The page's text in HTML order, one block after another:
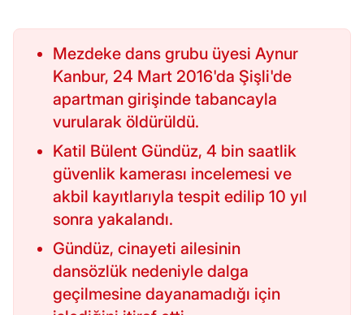
Mezdeke dans grubu üyesi Aynur
Kanbur, 24 Mart 2016'da Şişli'de
apartman girişinde tabancayla
vurularak öldürüldü.
Katil Bülent Gündüz, 4 bin saatlik
güvenlik kamerası incelemesi ve
akbil kayıtlarıyla tespit edilip 10 yıl
sonra yakalandı.
Gündüz, cinayeti ailesinin
dansözlük nedeniyle dalga
geçilmesine dayanamadığı için